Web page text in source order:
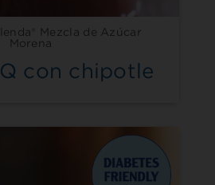
Mezcla de Azúcar
Morena
con chipotle